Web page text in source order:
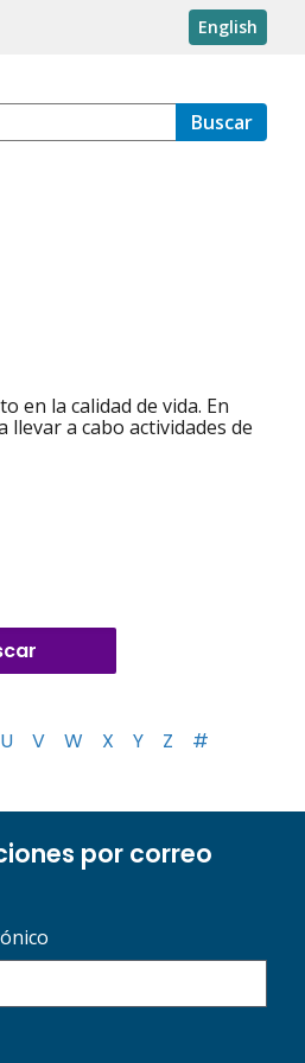
English
Buscar
en la calidad de vida. En
a cabo actividades de
U V W X Y Z #
por correo